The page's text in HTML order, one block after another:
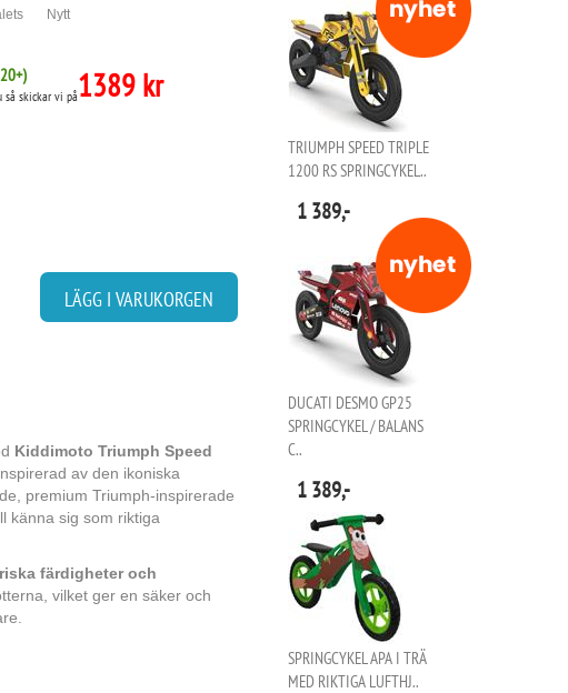
Nytt
20+)
så skickar vi på1389 kr
LÄGG I VARUKORGEN
Kiddimoto Triumph Speed
av den ikoniska
premium Triumph-inspirerade
känna sig som riktiga
färdigheter och
vilket ger en säker och
TRIUMPH SPEED TRIPLE
1200 RS SPRINGCYKEL..
1 389,-
DUCATI DESMO GP25
SPRINGCYKEL / BALANS
C..
1 389,-
SPRINGCYKEL APA I TRÄ
MED RIKTIGA LUFTHJ..